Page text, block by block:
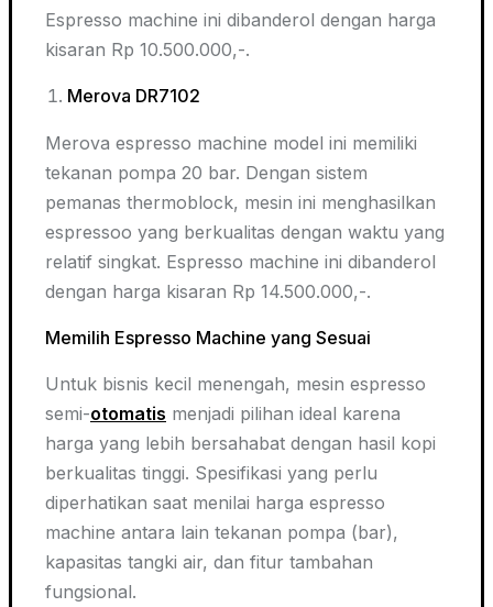
Espresso machine ini dibanderol dengan harga
kisaran Rp 10.500.000,-.
Merova DR7102
Merova espresso machine model ini memiliki
tekanan pompa 20 bar. Dengan sistem
pemanas thermoblock, mesin ini menghasilkan
espressoo yang berkualitas dengan waktu yang
relatif singkat. Espresso machine ini dibanderol
dengan harga kisaran Rp 14.500.000,-.
Memilih Espresso Machine yang Sesuai
Untuk bisnis kecil menengah, mesin espresso
semi-otomatis menjadi pilihan ideal karena
harga yang lebih bersahabat dengan hasil kopi
berkualitas tinggi. Spesifikasi yang perlu
diperhatikan saat menilai harga espresso
machine antara lain tekanan pompa (bar),
kapasitas tangki air, dan fitur tambahan
fungsional.